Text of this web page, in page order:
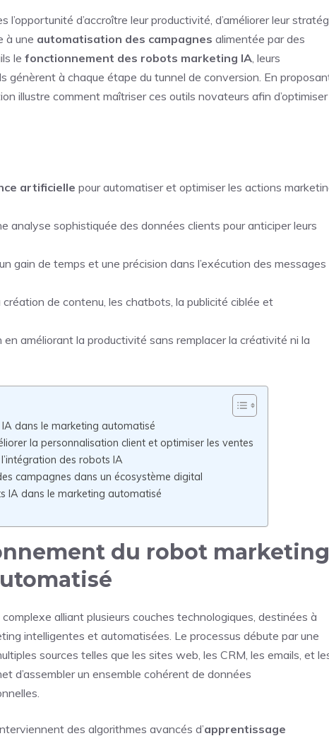
d’accroître leur productivité, d’améliorer leur
à une automatisation des campagnes alimentée par des
le fonctionnement des robots marketing IA, leurs
génèrent à chaque étape du tunnel de conversion. En
illustre comment maîtriser ces outils novateurs afin d’optimiser
artificielle pour automatiser et optimiser les actions
analyse sophistiquée des données clients pour anticiper leurs
gain de temps et une précision dans l’exécution des messages
de contenu, les chatbots, la publicité ciblée et
améliorant la productivité sans remplacer la créativité ni la
dans le marketing automatisé
la personnalisation client et optimiser les ventes
des robots IA
campagnes dans un écosystème digital
IA dans le marketing automatisé
du robot marketing
alliant plusieurs couches technologiques, destinées à
intelligentes et automatisées. Le processus débute par une
sources telles que les sites web, les CRM, les emails, et
d’assembler un ensemble cohérent de données
des algorithmes avancés d’apprentissage